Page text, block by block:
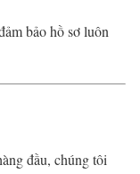
bảo hồ sơ luôn
đầu, chúng tôi